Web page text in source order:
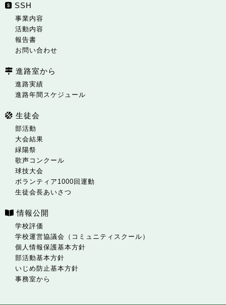
SSH
事業内容
活動内容
報告書
お問い合わせ
進路室から
進路実績
進路年間スケジュール
生徒会
部活動
大会結果
緑陽祭
歌声コンクール
球技大会
ボランティア1000回運動
生徒会長あいさつ
情報公開
学校評価
学校運営協議会（コミュニティスクール）
個人情報保護基本方針
部活動基本方針
いじめ防止基本方針
事務室から